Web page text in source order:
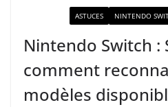
ASTUCES NINTENDO
Nintendo Switch :
comment
modèles